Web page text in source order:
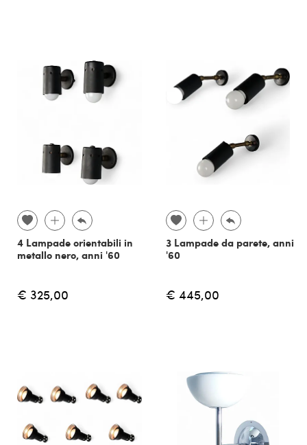
4 Lampade orientabili in
metallo nero, anni '60
€ 325,00
3 Lampade da parete, anni
'60
€ 445,00